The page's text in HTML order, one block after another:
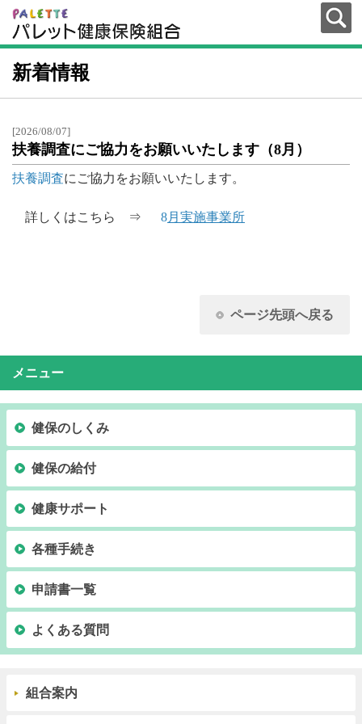
新着情報
[2026/08/07]
扶養調査にご協力をお願いいたします（8月）
扶養調査にご協力をお願いいたします。
詳しくはこちら ⇒ 8月実施事業所
ページ先頭へ戻る
メニュー
健保のしくみ
健保の給付
健康サポート
各種手続き
申請書一覧
よくある質問
組合案内